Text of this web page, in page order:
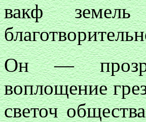
вакф земель
Он —
воплощение
светоч